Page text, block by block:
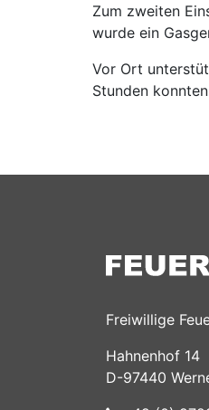
Zum zweiten
wurde ein
Vor Ort
Stunden
Freiwillige
Hahnenhof 14
D-97440